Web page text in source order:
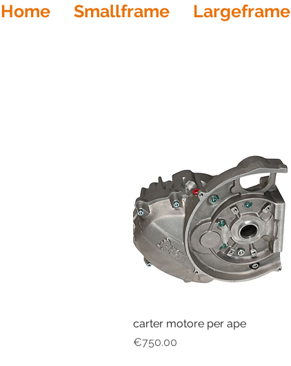
Home Smallframe Largeframe
Quick View
carter motore per ape
Price
€750.00